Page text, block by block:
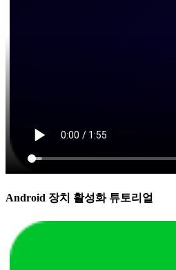
Android 장치 활성화 튜토리얼